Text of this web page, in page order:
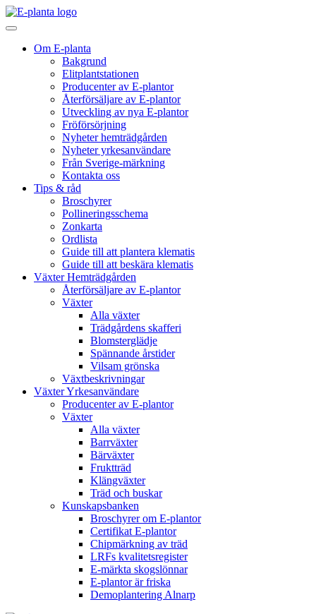
Hoppa till innehåll
Huvudnavigering
Om E-planta
Bakgrund
Elitplantstationen
Producenter av E-plantor
Återförsäljare av E-plantor
Utveckling av nya E-plantor
Fröförsörjning
Nyheter hemträdgården
Nyheter yrkesanvändare
Från Sverige-märkning
Kontakta oss
Tips & råd
Broschyrer
Pollineringsschema
Zonkarta
Ordlista
Guide till att plantera klematis
Guide till att beskära klematis
Växter Hemträdgården
Återförsäljare av E-plantor
Växter
Alla växter
Trädgårdens skafferi
Blomsterglädje
Spännande årstider
Vilsam grönska
Växtbeskrivningar
Växter Yrkesanvändare
Producenter av E-plantor
Växter
Alla växter
Barrväxter
Bärväxter
Fruktträd
Klängväxter
Träd och buskar
Kunskapsbanken
Broschyrer om E-plantor
Certifikat E-plantor
Chipmärkning av träd
LRFs kvalitetsregister
E-märkta skogslönnar
E-plantor är friska
Demoplantering Alnarp